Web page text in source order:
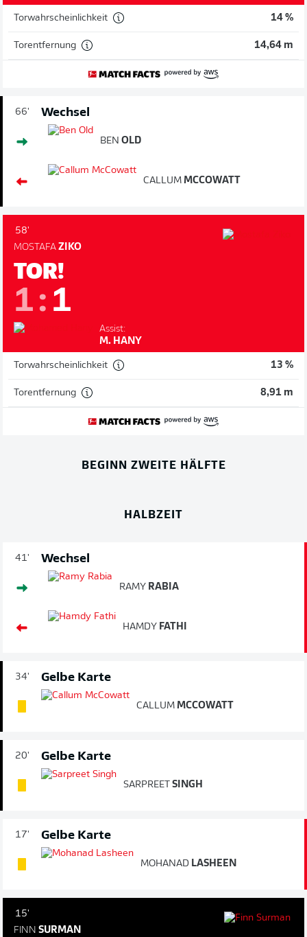
Torwahrscheinlichkeit 14 %
Torentfernung 14,64 m
66' Wechsel
BEN OLD
CALLUM MCCOWATT
58'
MOSTAFA ZIKO
TOR!
1: 1
Assist:
M. HANY
Torwahrscheinlichkeit 13 %
Torentfernung 8,91 m
BEGINN ZWEITE HÄLFTE
HALBZEIT
41' Wechsel
RAMY RABIA
HAMDY FATHI
34' Gelbe Karte
CALLUM MCCOWATT
20' Gelbe Karte
SARPREET SINGH
17' Gelbe Karte
MOHANAD LASHEEN
15'
FINN SURMAN